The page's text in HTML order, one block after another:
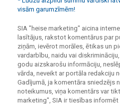
visām garumzīmēm!
SIA "heise marketing" aicina
lasītājus, rakstot komentārus par
ziņām, ievērot morāles, ētikas un
vardarbību, naidu vai
godu aizskarošu informāciju,
vārda, neveikt ar portāla redakciju
Gadījumā, ja komentāra sniedzējs
noteikumus, viņa komentārs var
marketing", SIA ir tiesības